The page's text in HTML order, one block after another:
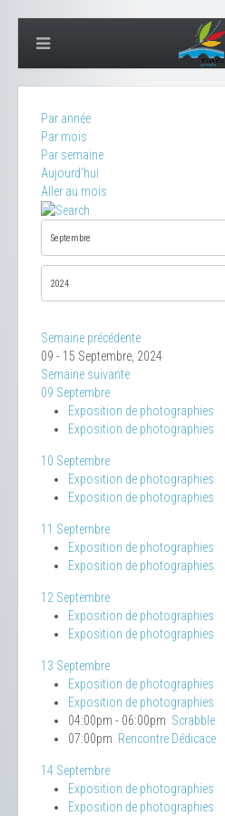
Par année
Par mois
Par semaine
Aujourd'hui
Aller au mois
Semaine précédente
09 - 15 Septembre, 2024
Semaine suivante
09 Septembre
Exposition de photographies
Exposition de photographies
10 Septembre
Exposition de photographies
Exposition de photographies
11 Septembre
Exposition de photographies
Exposition de photographies
12 Septembre
Exposition de photographies
Exposition de photographies
13 Septembre
Exposition de photographies
Exposition de photographies
04:00pm - 06:00pm Scrabble
07:00pm Rencontre Dédicace
14 Septembre
Exposition de photographies
Exposition de photographies